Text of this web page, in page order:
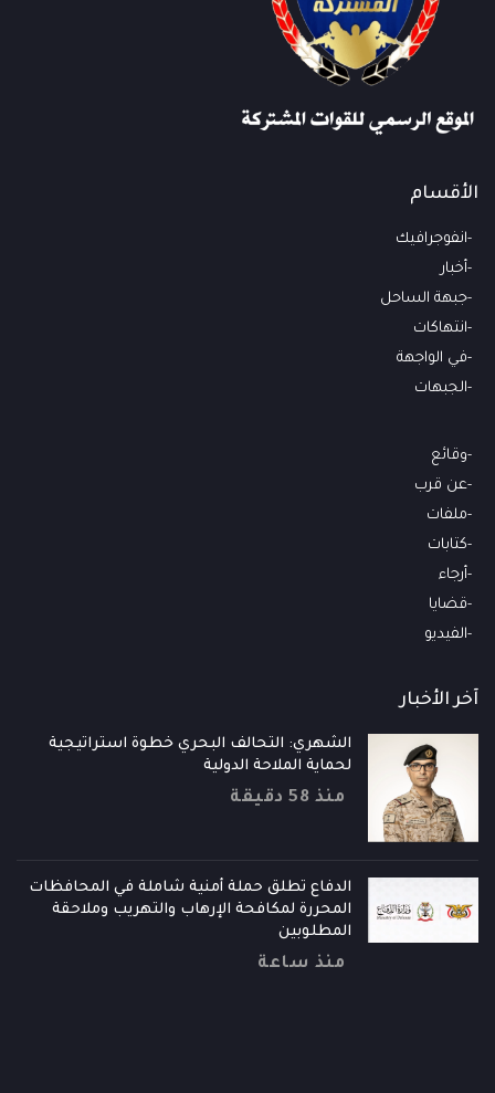
الأقسام
انفوجرافيك
أخبار
جبهة الساحل
انتهاكات
في الواجهة
الجبهات
وقائع
عن قرب
ملفات
كتابات
أرجاء
قضايا
الفيديو
آخر الأخبار
الشهري: التحالف البحري خطوة استراتيجية
لحماية الملاحة الدولية
منذ 58 دقيقة
الدفاع تطلق حملة أمنية شاملة في المحافظات
المحررة لمكافحة الإرهاب والتهريب وملاحقة
المطلوبين
منذ ساعة